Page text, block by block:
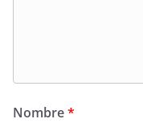
Nombre*